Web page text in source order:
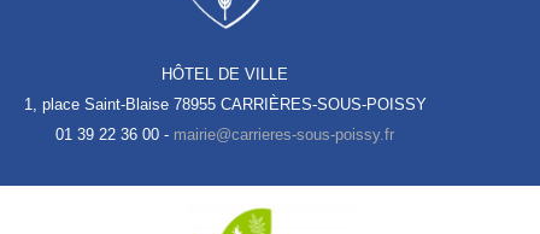
HÔTEL DE VILLE
1, place Saint-Blaise 78955 CARRIÈRES-SOUS-POISSY
01 39 22 36 00 -